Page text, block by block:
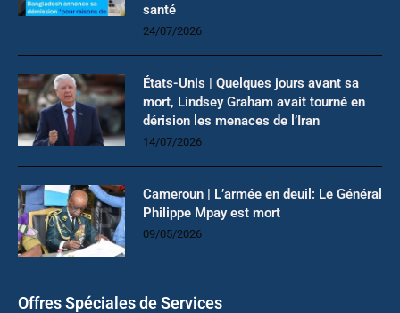
santé
24/07/2026
États-Unis | Quelques jours avant sa
mort, Lindsey Graham avait tourné en
dérision les menaces de l’Iran
14/07/2026
Cameroun | L’armée en deuil: Le Général
Philippe Mpay est mort
09/05/2026
Offres Spéciales de Services